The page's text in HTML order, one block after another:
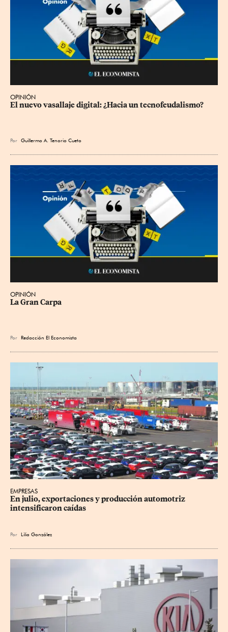
OPINIÓN
El nuevo vasallaje digital: ¿Hacia un tecnofeudalismo?
Por Guillermo A. Tenorio Cueto
OPINIÓN
La Gran Carpa
Por Redacción El Economista
EMPRESAS
En julio, exportaciones y producción automotriz
intensificaron caídas
Por Lilia González